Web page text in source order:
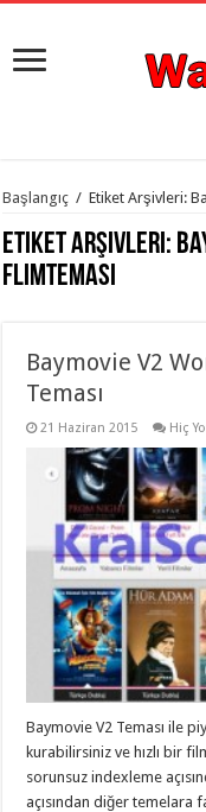
istanbul
evden
eve
taşımacılık,
gaziantep
taşımacılık
evden
taşımacılık,
gaziantep
taşımacılık,
taşımacılık,
gaziantep
taşımacılık,
gaziantep
taşımacılık,
evden
gaziantep
evden
Başlangıç / Etiket Arşivleri:
Etiket Arşivleri:
FlimTeması
Baymovie V2
Teması
21 Haziran 2015 Hiç
Baymovie V2 Teması ile
kurabilirsiniz ve hızlı bir
sorunsuz indexleme
açısından diğer